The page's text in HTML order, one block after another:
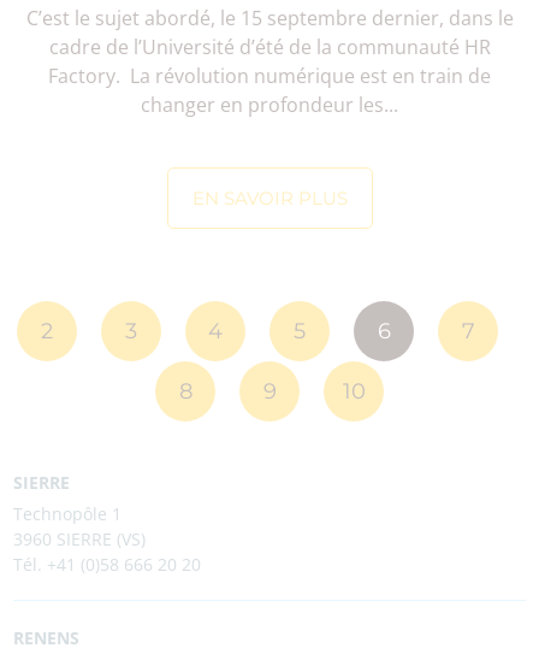
C’est le sujet abordé, le 15 septembre dernier, dans le
cadre de l’Université d’été de la communauté HR
Factory. La révolution numérique est en train de
changer en profondeur les...
EN SAVOIR PLUS
2 3 4 5 6 7
8 9 10
SIERRE
Technopôle 1
3960 SIERRE (VS)
Tél. +41 (0)58 666 20 20
RENENS